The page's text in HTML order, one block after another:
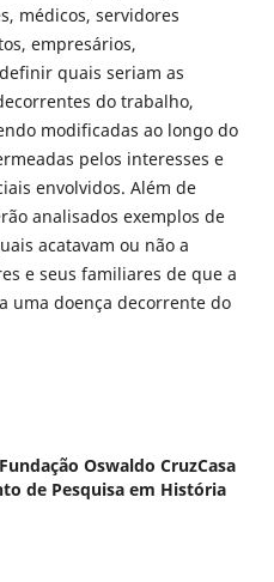
médicos, servidores
empresários,
quais seriam as
do trabalho,
modificadas ao longo do
pelos interesses e
envolvidos. Além de
analisados exemplos de
acatavam ou não a
e seus familiares de que a
uma doença decorrente do
Fundação Oswaldo CruzCasa
de Pesquisa em História